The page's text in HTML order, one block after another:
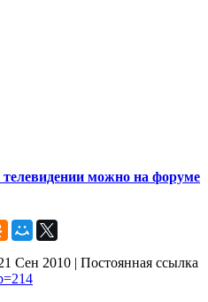
можно на форуме
Сен 2010 | Постоянная ссылка